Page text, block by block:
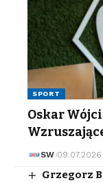
SPORT
Oskar
SW 09.07.2026
Grzegorz